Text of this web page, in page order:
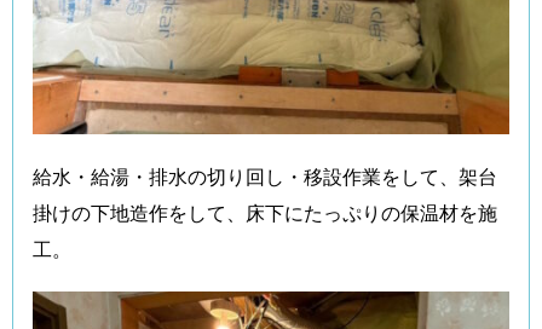
給水・給湯・排水の切り回し・移設作業をして、架台
掛けの下地造作をして、床下にたっぷりの保温材を施
工。